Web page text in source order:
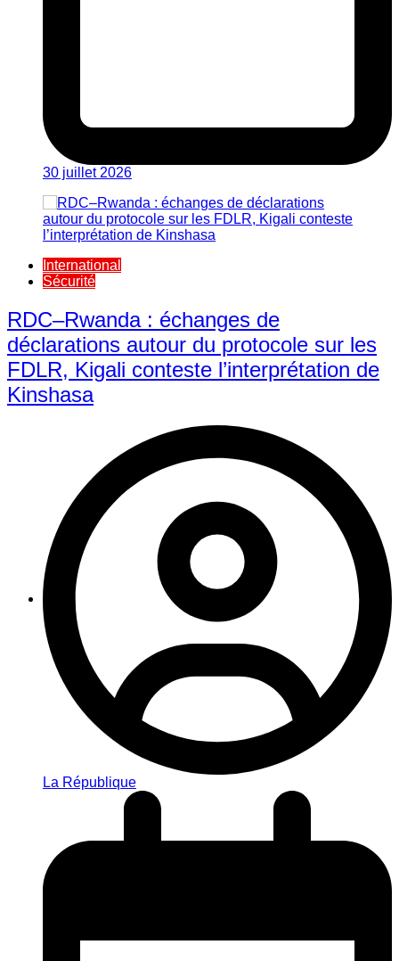
30 juillet 2026
International
Sécurité
RDC–Rwanda : échanges de
déclarations autour du protocole sur les
FDLR, Kigali conteste l’interprétation de
Kinshasa
La République